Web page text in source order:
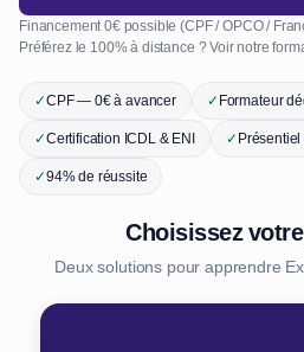
Financement 0€ possible (CPF / OPCO /
Préférez le 100% à distance ? Voir notre
✓CPF — 0€ à avancer ✓Formateur
✓Certification ICDL & ENI ✓
✓94% de réussite
Choisissez
Deux solutions pour apprendre